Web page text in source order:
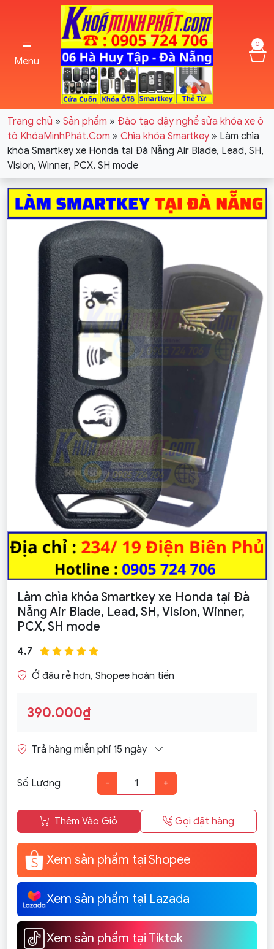
Menu
0
Trang chủ » Sản phẩm » Đào tạo dậy nghề sửa khóa xe ô
tô KhóaMinhPhát.Com » Chìa khóa Smartkey » Làm chìa
khóa Smartkey xe Honda tại Đà Nẵng Air Blade, Lead, SH,
Vision, Winner, PCX, SH mode
Làm chìa khóa Smartkey xe Honda tại Đà
Nẵng Air Blade, Lead, SH, Vision, Winner,
PCX, SH mode
4.7
Ở đâu rẻ hơn, Shopee hoàn tiền
390.000₫
Trả hàng miễn phí 15 ngày
Số Lượng - +
Thêm Vào Giỏ Gọi đặt hàng
Xem sản phẩm tại Shopee
Xem sản phẩm tại Lazada
Xem sản phẩm tại Tiktok